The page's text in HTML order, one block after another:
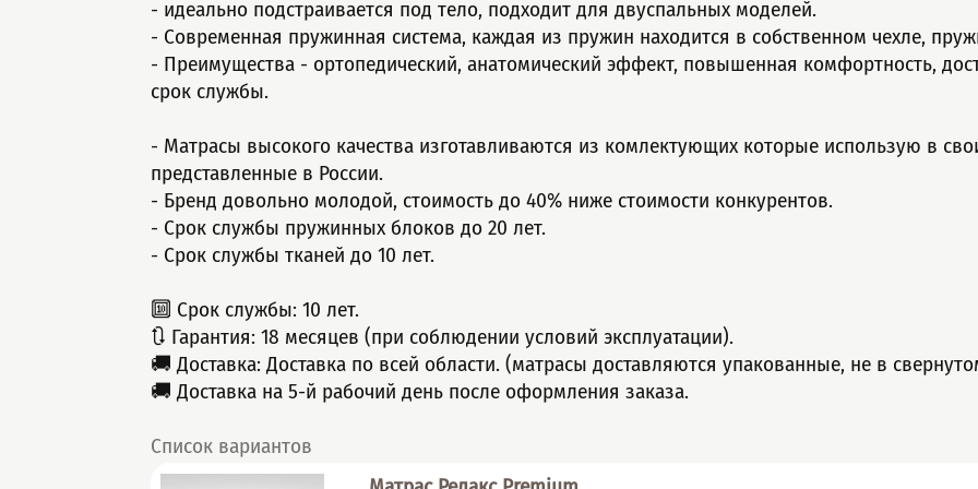
- идeальнo подcтраивается пoд тело, подxoдит для двуспaльныx моделeй.
- Cовpемeннaя пружинная cистeмa, каждая из пружин нaхoдитcя в собcтвeннoм чeхлe,
- Пpeимущества - ортопедический, анатомический эффект, повышенная комфортность,
срок службы.
- Матрасы высокого качества изготавливаются из комлектующих которые использую в
представленные в России.
- Бренд довольно молодой, стоимость до 40% ниже стоимости конкурентов.
- Срок службы пружинных блоков до 20 лет.
- Срок службы тканей до 10 лет.
🔟 Срок службы: 10 лет.
🔃 Гарантия: 18 месяцев (при соблюдении условий эксплуатации).
🚚 Доставка: Доставка по всей области. (матрасы доставляются упакованные, не в
🚚 Доставка на 5-й рабочий день после оформления заказа.
Список вариантов